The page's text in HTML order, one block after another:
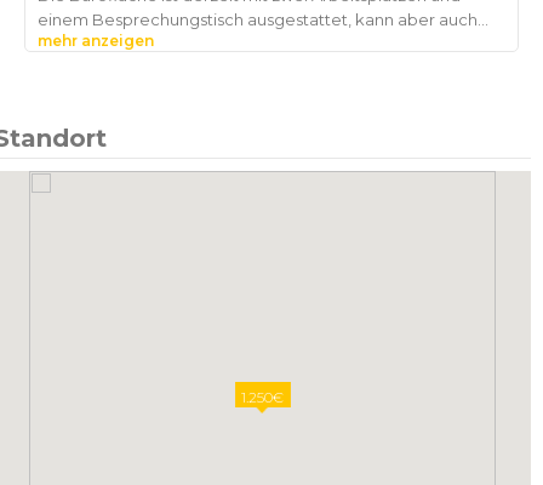
einem Besprechungstisch ausgestattet, kann aber auch
mehr anzeigen
1.250€